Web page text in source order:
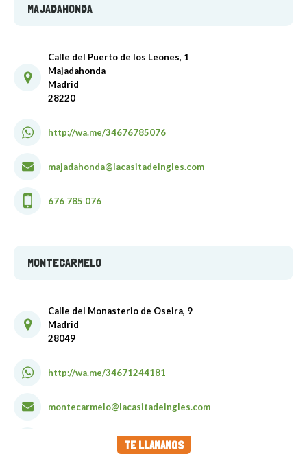
TE LLAMAMOS
MAJADAHONDA
Calle del Puerto de los Leones, 1
Majadahonda
Madrid
28220
http://wa.me/34676785076
majadahonda@lacasitadeingles.com
676 785 076
MONTECARMELO
Calle del Monasterio de Oseira, 9
Madrid
28049
http://wa.me/34671244181
montecarmelo@lacasitadeingles.com